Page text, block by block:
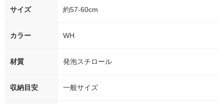
サイズ 約57-60cm
カラー WH
材質 発泡スチロール
収納目安 一般サイズ